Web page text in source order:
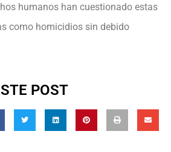
humanos han cuestionado estas
como homicidios sin debido
POST